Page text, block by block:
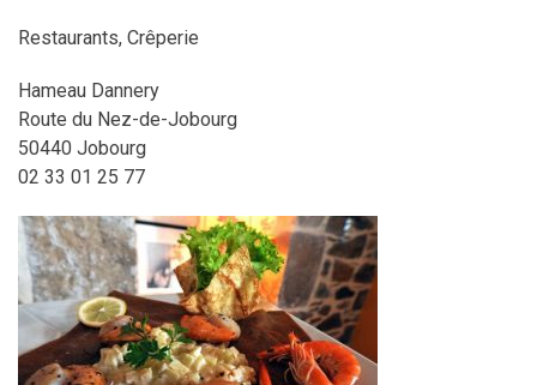
Restaurants, Crêperie
Hameau Dannery
Route du Nez-de-Jobourg
50440 Jobourg
02 33 01 25 77